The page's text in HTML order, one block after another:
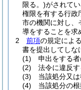
限る。)がされて
権限を有する行政
市の機関に対し、
導をすることを求
2
前項の規定によ
書を提出してしな
(1)
申出をする
(2)
法令に違反
(3)
当該処分又
(4)
当該処分の